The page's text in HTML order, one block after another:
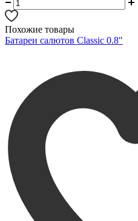
Похожие товары
Батареи салютов Classic 0.8"